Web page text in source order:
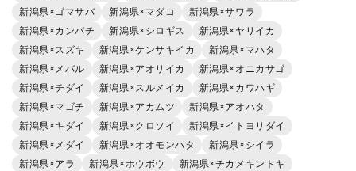
新潟県×ゴマサバ
新潟県×マダコ
新潟県×サワラ
新潟県×カンパチ
新潟県×シロギス
新潟県×ヤリイカ
新潟県×スズキ
新潟県×ケンサキイカ
新潟県×マハタ
新潟県×メバル
新潟県×アオリイカ
新潟県×オニカサゴ
新潟県×チダイ
新潟県×スルメイカ
新潟県×カワハギ
新潟県×マゴチ
新潟県×アカムツ
新潟県×アオハタ
新潟県×キダイ
新潟県×クロソイ
新潟県×イトヨリダイ
新潟県×メダイ
新潟県×オオモンハタ
新潟県×シイラ
新潟県×アラ
新潟県×ホウボウ
新潟県×チカメキントキ